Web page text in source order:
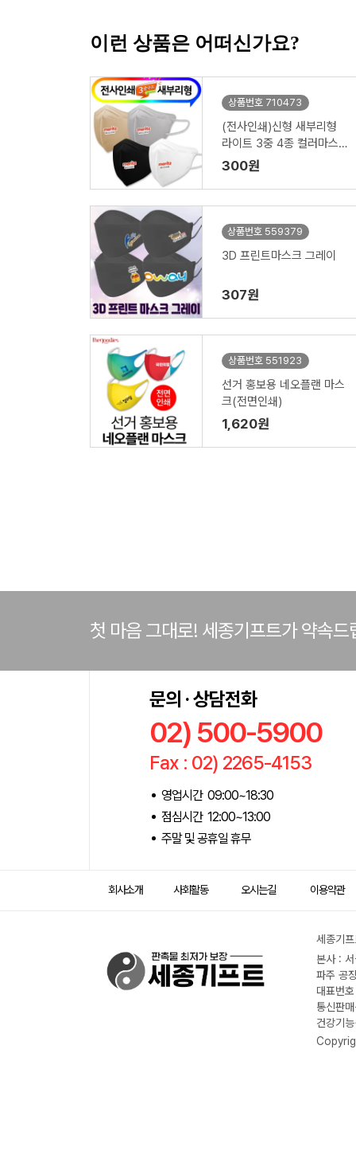
이런 상품은 어떠신가요?
상품번호 710473
(전사인쇄)신형 새부리형
라이트 3중 4종 컬러마스크
대형
300원
상품번호 559379
3D 프린트마스크 그레이
307원
상품번호 551923
선거 홍보용 네오플랜 마스
크(전면인쇄)
1,620원
첫 마음 그대로! 세종기프트가 약속드
문의 · 상담전화
02) 500-5900
Fax : 02) 2265-4153
영업시간 09:00~18:30
점심시간 12:00~13:00
주말 및 공휴일 휴무
회사소개 사회활동 오시는길 이용약관
세종기
본사 :
파주 공
대표번
통신판
건강기